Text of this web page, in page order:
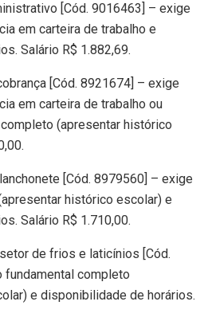
[Cód. 9016463] – exige
em carteira de trabalho e
Salário R$ 1.882,69.
[Cód. 8921674] – exige
em carteira de trabalho ou
(apresentar histórico
[Cód. 8979560] – exige
histórico escolar) e
Salário R$ 1.710,00.
de frios e laticínios [Cód.
completo
e disponibilidade de horários.